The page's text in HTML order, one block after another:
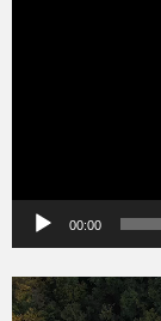
00:00
Videólejátszó